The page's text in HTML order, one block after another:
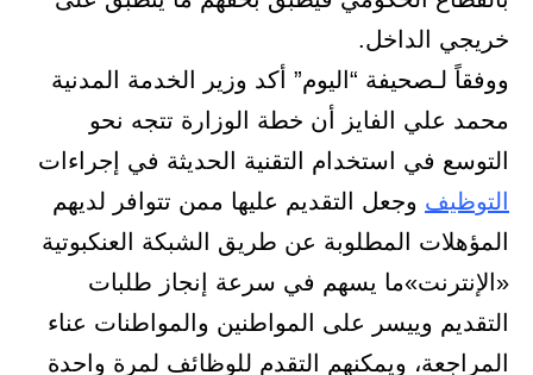
خريجي الداخل.
ووفقاً لـصحيفة “اليوم” أكد وزير الخدمة المدنية
محمد علي الفايز أن خطة الوزارة تتجه نحو
التوسع في استخدام التقنية الحديثة في إجراءات
التوظيف وجعل التقديم عليها ممن تتوافر لديهم
المؤهلات المطلوبة عن طريق الشبكة العنكبوتية
«الإنترنت»ما يسهم في سرعة إنجاز طلبات
التقديم وييسر على المواطنين والمواطنات عناء
المراجعة، ويمكنهم التقدم للوظائف لمرة واحدة